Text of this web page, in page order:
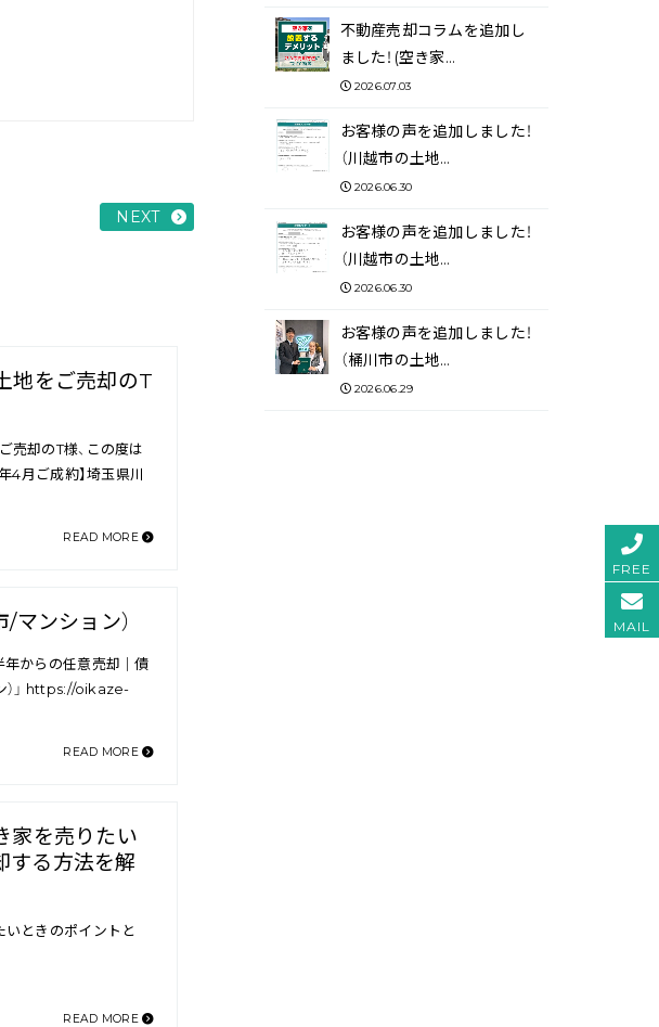
NEXT
地をご売却のT
売却のT様、この度は
4月ご成約】埼玉県川
READ MORE
マンション）
年からの任意売却｜債
）」 https://oikaze-
READ MORE
家を売りたい
する方法を解
いときのポイントと
READ MORE
不動産売却コラムを追加し
ました！(空き家…
2026.07.03
お客様の声を追加しました！
（川越市の土地…
2026.06.30
お客様の声を追加しました！
（川越市の土地…
2026.06.30
お客様の声を追加しました！
（桶川市の土地…
2026.06.29
FREE
MAIL